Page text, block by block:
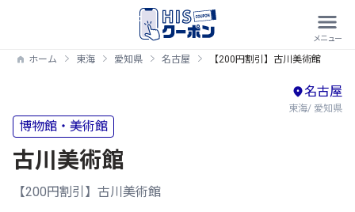
ホーム 東海 愛知県 名古屋 【200円割引】古川美術館
名古屋
東海/ 愛知県
博物館・美術館
古川美術館
【200円割引】古川美術館